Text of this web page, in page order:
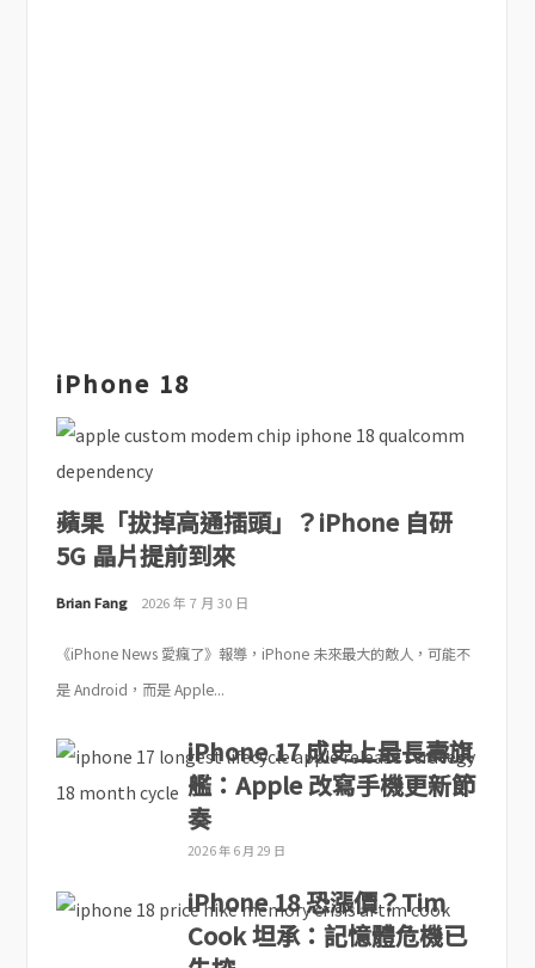
iPhone 18
蘋果「拔掉高通插頭」？iPhone 自研
5G 晶片提前到來
Brian Fang 2026 年 7 月 30 日
《iPhone News 愛瘋了》報導，iPhone 未來最大的敵人，可能不
是 Android，而是 Apple...
iPhone 17 成史上最長壽旗
艦：Apple 改寫手機更新節
奏
2026 年 6 月 29 日
iPhone 18 恐漲價？Tim
Cook 坦承：記憶體危機已